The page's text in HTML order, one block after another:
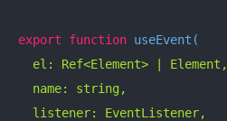
export function useEvent (
  el: Ref<Element> | Element,
  name: string,